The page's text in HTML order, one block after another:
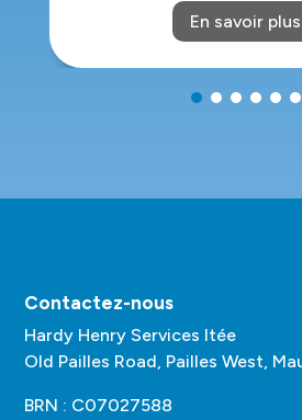
En savoir plus
Contactez-nous
Hardy Henry Services ltée
Old Pailles Road, Pailles West,
BRN : C07027588